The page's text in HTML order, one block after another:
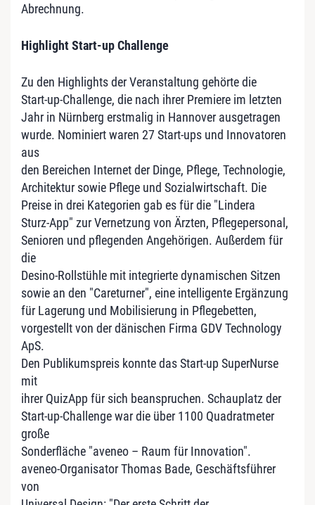
Abrechnung.
Highlight Start-up Challenge
Zu den Highlights der Veranstaltung gehörte die
Start-up-Challenge, die nach ihrer Premiere im letzten
Jahr in Nürnberg erstmalig in Hannover ausgetragen
wurde. Nominiert waren 27 Start-ups und Innovatoren
aus
den Bereichen Internet der Dinge, Pflege, Technologie,
Architektur sowie Pflege und Sozialwirtschaft. Die
Preise in drei Kategorien gab es für die "Lindera
Sturz-App" zur Vernetzung von Ärzten, Pflegepersonal,
Senioren und pflegenden Angehörigen. Außerdem für
die
Desino-Rollstühle mit integrierte dynamischen Sitzen
sowie an den "Careturner", eine intelligente Ergänzung
für Lagerung und Mobilisierung in Pflegebetten,
vorgestellt von der dänischen Firma GDV Technology
ApS.
Den Publikumspreis konnte das Start-up SuperNurse
mit
ihrer QuizApp für sich beanspruchen. Schauplatz der
Start-up-Challenge war die über 1100 Quadratmeter
große
Sonderfläche "aveneo – Raum für Innovation".
aveneo-Organisator Thomas Bade, Geschäftsführer
von